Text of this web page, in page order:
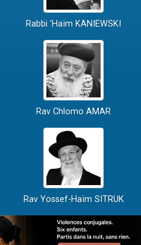
Rabbi 'Haïm KANIEWSKI
Rav Chlomo AMAR
Rav Yossef-Haïm SITRUK